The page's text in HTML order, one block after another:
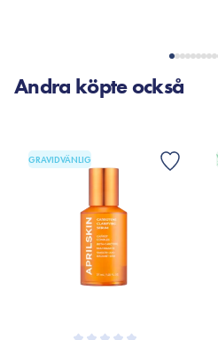
Andra köpte också
GRAVIDVÄNLIG